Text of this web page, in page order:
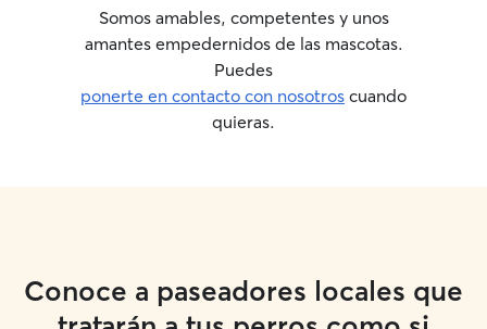
Somos amables, competentes y unos
amantes empedernidos de las mascotas.
Puedes
ponerte en contacto con nosotros cuando
quieras.
Conoce a paseadores locales que